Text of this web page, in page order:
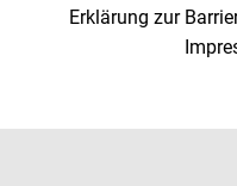
Erklärung zur